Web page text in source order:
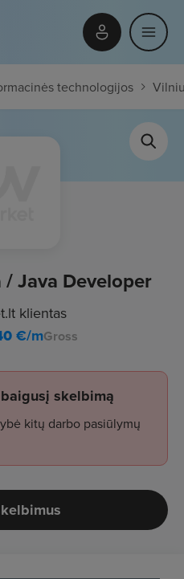
technologijos
Java Developer
klientas
€/mGross
skelbimą
kitų darbo pasiūlymų